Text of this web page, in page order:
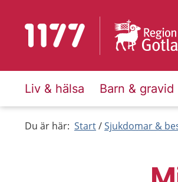
Till startsidan för 1177
Liv & hälsa Barn & gravid
Du är här: Start Sjukdomar &